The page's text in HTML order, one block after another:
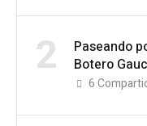
2
Paseando
Botero
6